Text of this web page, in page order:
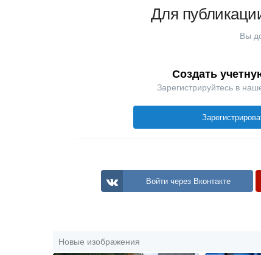
Для
Вы
Создать
Зарегистрируйтесь в
Войти через Вконтакте
Новые изображения